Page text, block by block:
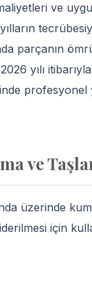
ve
parçanın
yılı
profesyonel
ve
üzerinde
için